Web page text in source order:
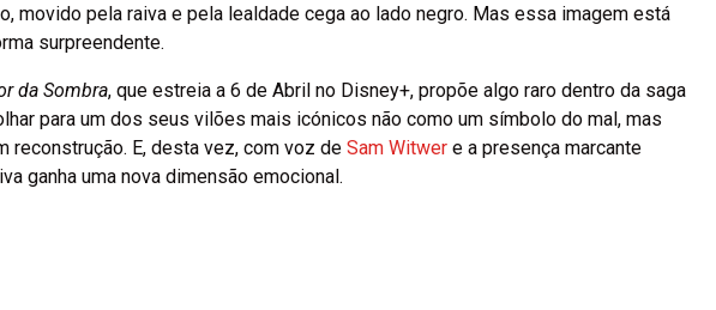
movido pela raiva e pela lealdade cega ao lado negro. Mas essa imagem está
surpreendente.
da Sombra, que estreia a 6 de Abril no Disney+, propõe algo raro dentro da saga
para um dos seus vilões mais icónicos não como um símbolo do mal, mas
reconstrução. E, desta vez, com voz de Sam Witwer e a presença marcante
ganha uma nova dimensão emocional.